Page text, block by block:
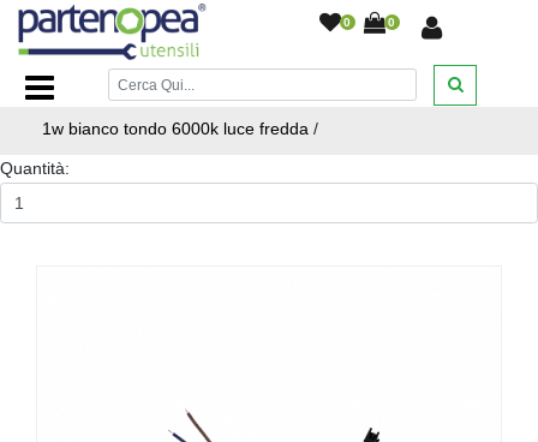
0 0
Home Page/ILLUMINAZIONE LED/FARETTI LED AD
INCASSO - CROMOTERAPIA/Punto luce led ad incasso
1w bianco tondo 6000k luce fredda /
Quantità: